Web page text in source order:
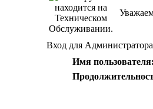
Вход для Администратора
Имя пользователя: